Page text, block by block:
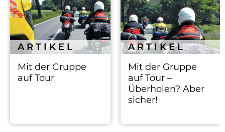
ARTIKEL
Mit der Gruppe
auf Tour
ARTIKEL
Mit der Gruppe
auf Tour –
Überholen? Aber
sicher!